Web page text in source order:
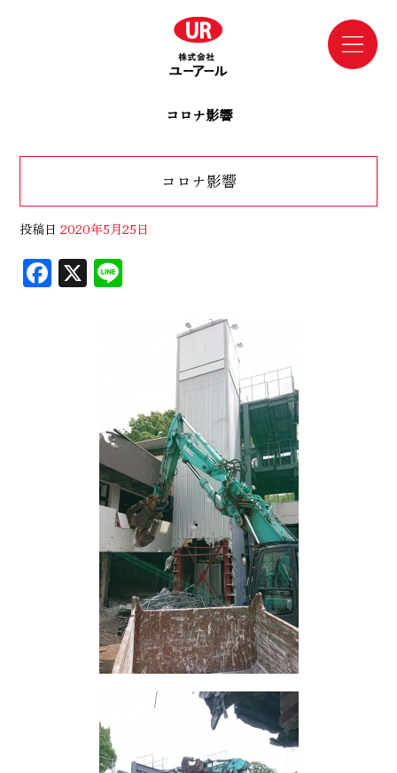
コロナ影響
コロナ影響
投稿日 2020年5月25日
F
ac
X